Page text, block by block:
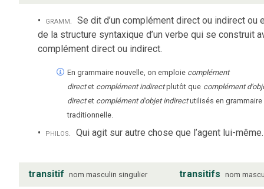
gramm. Se dit d’un complément direct ou indirect ou
de la structure syntaxique d’un verbe qui se construit
complément direct ou indirect.
En grammaire nouvelle, on emploie complément
direct et complément indirect plutôt que complément
direct et complément d'objet indirect utilisés en grammaire
traditionnelle.
philos. Qui agit sur autre chose que l’agent lui-même.
transitif nom masculin singulier transitifs nom